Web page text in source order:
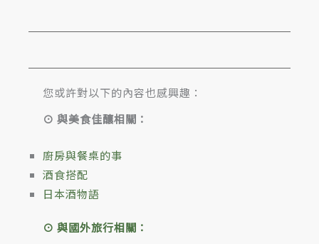
您或許對以下的內容也感興趣：
⊙ 與美食佳釀相關：
廚房與餐桌的事
酒食搭配
日本酒物語
⊙ 與國外旅行相關：